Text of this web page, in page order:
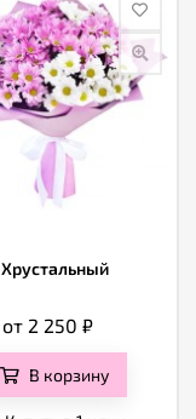
Хрустальный
от 2 250 ₽
В корзину